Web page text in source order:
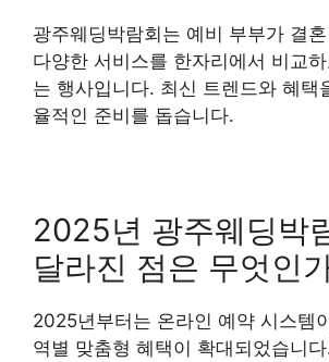
광주웨딩박람회는 예비 부부가 결
다양한 서비스를 한자리에서 비교
는 행사입니다. 최신 트렌드와 혜택
율적인 준비를 돕습니다.
2025년 광주웨딩박
달라진 점은 무엇인
2025년부터는 온라인 예약 시스템
역별 맞춤형 혜택이 확대되었습니